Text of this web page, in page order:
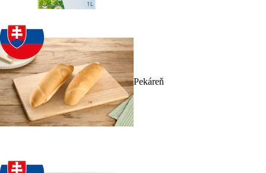
Pekáreň